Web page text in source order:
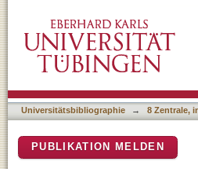
Universitätsbibliographie → 8 Zentrale,
PUBLIKATION MELDEN